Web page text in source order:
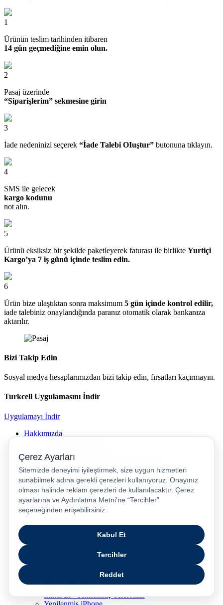
1
Ürünün teslim tarihinden itibaren
14 gün geçmediğine emin olun.
2
Pasaj üzerinde
“Siparişlerim” sekmesine girin
3
İade nedeninizi seçerek “İade Talebi OIuştur” butonuna tıklayın.
4
SMS ile gelecek
kargo kodunu
not alın.
5
Ürünü eksiksiz bir şekilde paketleyerek faturası ile birlikte Yurtiçi
Kargo’ya 7 iş günü içinde teslim edin.
6
Ürün bize ulaştıktan sonra maksimum 5 gün içinde kontrol edilir,
iade talebiniz onaylandığında paranız otomatik olarak bankanıza
aktarılır.
Bizi Takip Edin
Sosyal medya hesaplarımızdan bizi takip edin, fırsatları kaçırmayın.
Turkcell Uygulamasını İndir
Uygulamayı İndir
Hakkımızda
Kurumsal İletişim ve Sürdürürebilirlik
Kariyer
Gizlilik ve Güvenlik
Pasaj İletişim
Pasaj Blog
Pasaj Gaming
Turkcell Blog
Akıllı Ev
Android Telefonlar
iPhone Modelleri
İkinci El / Yenilenmiş Telefonlar